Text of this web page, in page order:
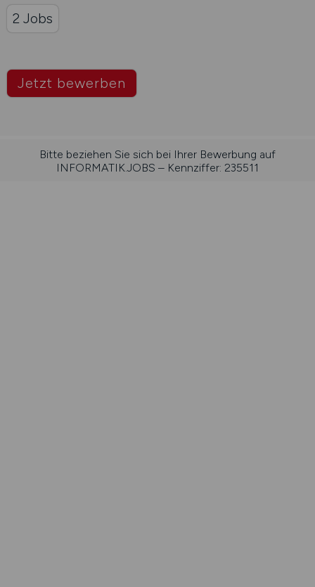
Jetzt bewerben
2 Jobs
Bitte beziehen Sie sich bei Ihrer Bewerbung auf
INFORMATIK.JOBS – Kennziffer: 235511